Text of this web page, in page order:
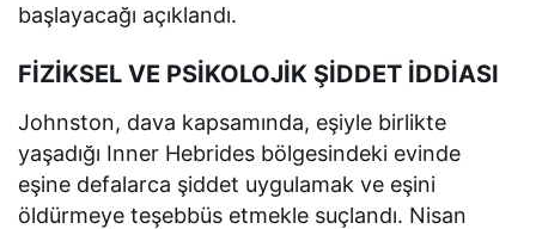
başlayacağı açıklandı.
FİZİKSEL VE PSİKOLOJİK ŞİDDET İDDİASI
Johnston, dava kapsamında, eşiyle birlikte
yaşadığı Inner Hebrides bölgesindeki evinde
eşine defalarca şiddet uygulamak ve eşini
öldürmeye teşebbüs etmekle suçlandı. Nisan